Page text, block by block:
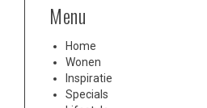
Menu
Home
Wonen
Inspiratie
Specials